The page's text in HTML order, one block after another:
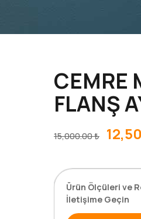
CEMRE
FLANŞ
15,000.00₺
Ürün Ölçüleri ve
İletişime Geçin